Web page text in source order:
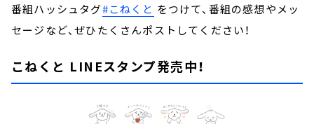
番組ハッシュタグ#こねくと をつけて、番組の感想やメッ
セージなど、ぜひたくさんポストしてください！
こねくと LINEスタンプ発売中！